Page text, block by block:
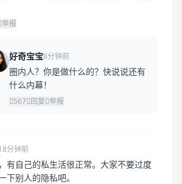
举报
好奇宝宝8分钟前
圈内人？你是做什么的？快说说还有
什么内幕！
567 回复 举报
分钟前
有自己的私生活很正常。大家不要过度
下别人的隐私吧。